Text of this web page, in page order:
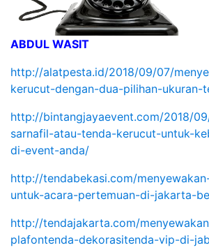
ABDUL WASIT
http://alatpesta.id/2018/09/07/
kerucut-dengan-dua-pilihan-ukuran-
http://bintangjayaevent.com/2018/
sarnafil-atau-tenda-kerucut-untuk-
di-event-anda/
http://tendabekasi.com/
untuk-acara-pertemuan-di-jakarta-
http://tendajakarta.com/
plafontenda-dekorasitenda-vip-di-